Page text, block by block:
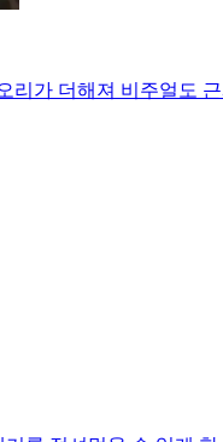
리가 더해져 비주얼도